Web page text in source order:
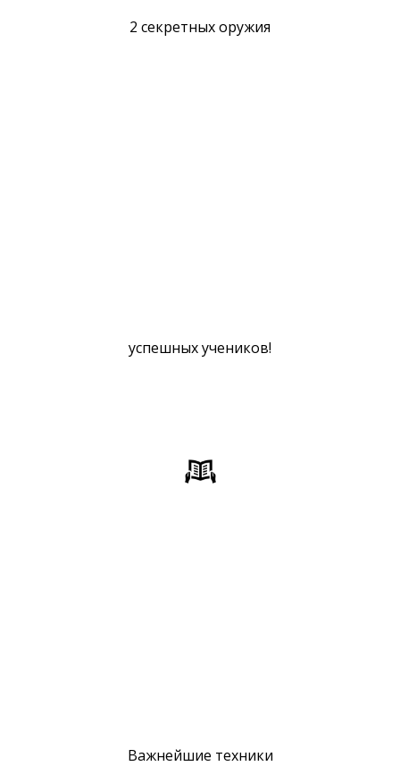
2 секретных оружия
успешных учеников!
Важнейшие техники